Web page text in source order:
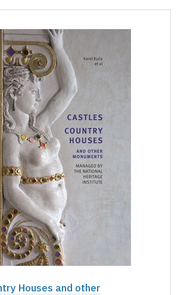
Houses and other